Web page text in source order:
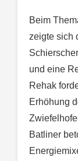
Beim
zeigte sich
und eine
Rehak
Erhöhung
Batliner